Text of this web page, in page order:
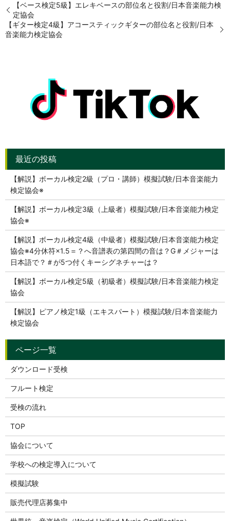
【ベース検定5級】エレキベースの部位名と役割/日本音楽能力検
定協会
【ギター検定4級】アコースティックギターの部位名と役割/日本
音楽能力検定協会
【解説】ボーカル検定2級（プロ・講師）模擬試験/日本音楽能力
検定協会※
【解説】ボーカル検定3級（上級者）模擬試験/日本音楽能力検定
協会※
【解説】ボーカル検定4級（中級者）模擬試験/日本音楽能力検定
協会※4分休符×1.5＝？へ音譜表の第四間の音は？G＃メジャーは
日本語で？＃が5つ付くキーシグネチャーは？
【解説】ボーカル検定5級（初級者）模擬試験/日本音楽能力検定
協会
【解説】ピアノ検定1級（エキスパート）模擬試験/日本音楽能力
検定協会
ダウンロード受検
フルート検定
受検の流れ
TOP
協会について
学校への検定導入について
模擬試験
販売代理店募集中